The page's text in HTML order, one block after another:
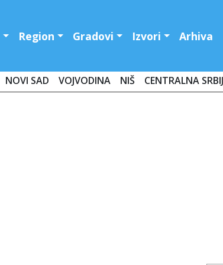
Region Gradovi Izvori Arhiva
NOVI SAD VOJVODINA NIŠ CENTRALNA